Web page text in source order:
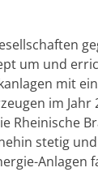
um und
mit
im Jahr
Rheinische
stetig
Anlagen